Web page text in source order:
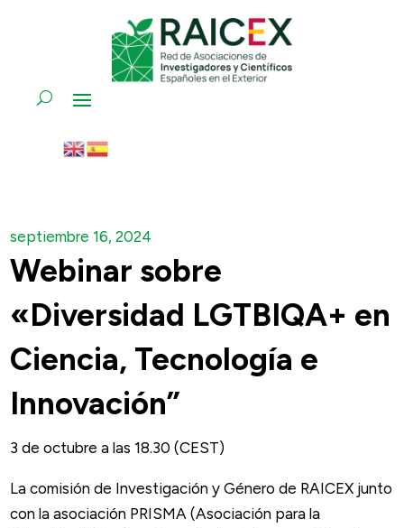
septiembre 16, 2024
Webinar sobre
«Diversidad LGTBIQA+ en
Ciencia, Tecnología e
Innovación”
3 de octubre a las 18.30 (CEST)
La comisión de Investigación y Género de RAICEX junto
con la asociación PRISMA (Asociación para la